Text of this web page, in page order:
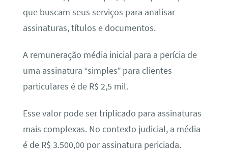
que buscam seus serviços para analisar
assinaturas, títulos e documentos.
A remuneração média inicial para a perícia de
uma assinatura “simples” para clientes
particulares é de R$ 2,5 mil.
Esse valor pode ser triplicado para assinaturas
mais complexas. No contexto judicial, a média
é de R$ 3.500,00 por assinatura periciada.